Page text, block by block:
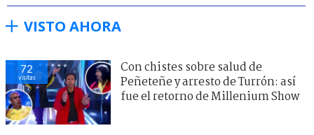
VISTO AHORA
72
visitas
Con chistes sobre salud de
Peñeteñe y arresto de Turrón: así
fue el retorno de Millenium Show